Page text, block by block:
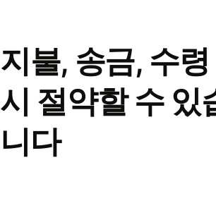
지불, 송금, 수령
시 절약할 수 있
니다